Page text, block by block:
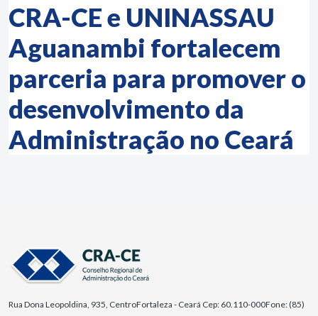
CRA-CE e UNINASSAU
Aguanambi fortalecem
parceria para promover o
desenvolvimento da
Administração no Ceará
Rua Dona Leopoldina, 935, CentroFortaleza - Ceará Cep: 60.110-000Fone: (85)